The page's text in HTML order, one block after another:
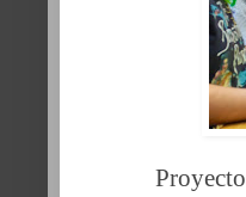
Proyecto